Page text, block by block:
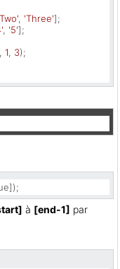
, 'Three'];
, '5'];
1, 3);
à [end-1] par